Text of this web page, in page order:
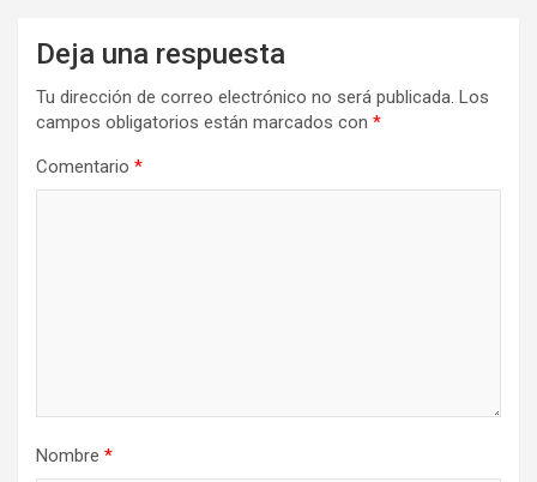
Deja una respuesta
Tu dirección de correo electrónico no será publicada. Los
campos obligatorios están marcados con *
Comentario *
Nombre *